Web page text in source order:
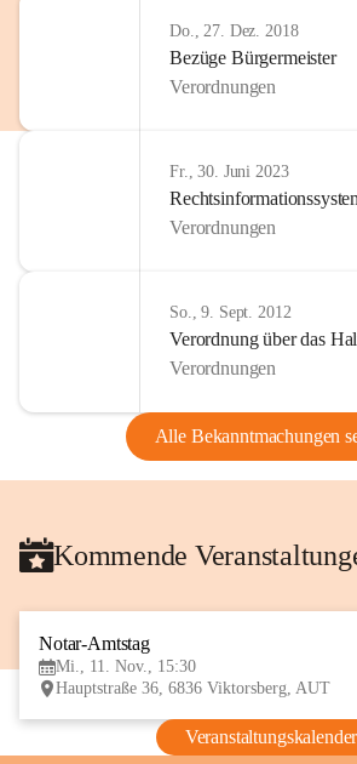
Do., 27. Dez. 2018
Bezüge Bürgermeister
Verordnungen
Fr., 30. Juni 2023
Verordnungen
So., 9. Sept. 2012
Verordnung über das
Verordnungen
Alle Bekanntmachungen
Kommende
Notar-Amtstag
Mi., 11. Nov., 15:30
Hauptstraße 36, 6836 Viktorsberg, AUT
Veranstaltungskalender